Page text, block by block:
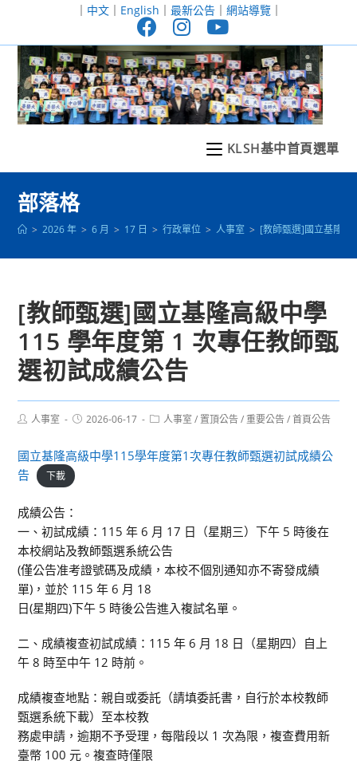
至
｜ 中文｜ English ｜ 最新公告｜ 網站導覽｜
KLSH基中首頁選單
部落格
> 2026 年 > 6 月 > 17 日 > 行政單位 > 人事室 > [教師甄選]國立基隆高
[教師甄選]國立基隆高級中學
115 學年度第 1 次專任教師甄
選初試成績公告
Post人事室
Post2026-06-17
Post人事室 / 置頂公告 / 重要公告 / 首頁公告
國立基隆高級中學115學年度第1次專任教師甄選初試成績公
告
下載
成績公告：
一、初試成績：115 年 6 月 17 日（星期三）下午 5 時後在
本校網站及教師甄選系統公告
(僅公告准考證號碼及成績，本校不個別通知亦不寄發成績
單)，並於 115 年 6 月 18
日(星期四)下午 5 時後公告進入複試名單。
二、成績複查初試成績：115 年 6 月 18 日（星期四）自上
午 8 時至中午 12 時前。
成績複查地點：親自或委託（請填委託書，自行於本校教師
甄選系統下載）至本校教
務處申請，逾期不予受理，每階段以 1 次為限，複查費用新
臺幣 100 元。複查時僅限